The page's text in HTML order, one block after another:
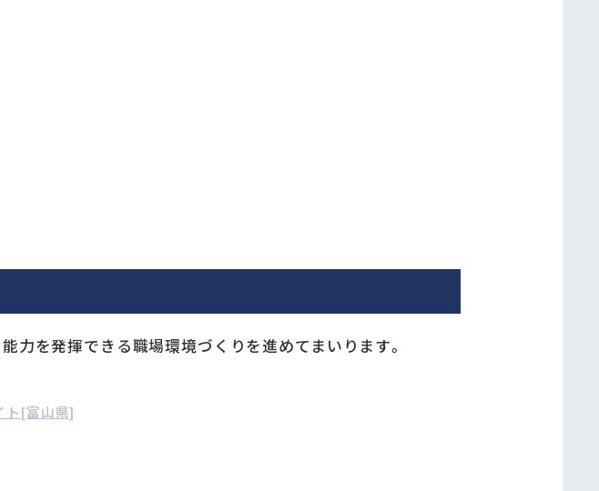
力を発揮できる職場環境づくりを進めてまいります。
ト[富山県]